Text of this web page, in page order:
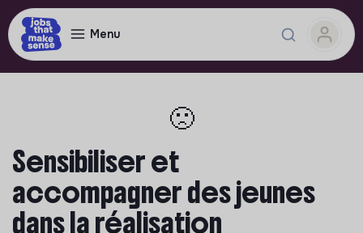
Menu
🙁
Sensibiliser et
accompagner des jeunes
dans la réalisation